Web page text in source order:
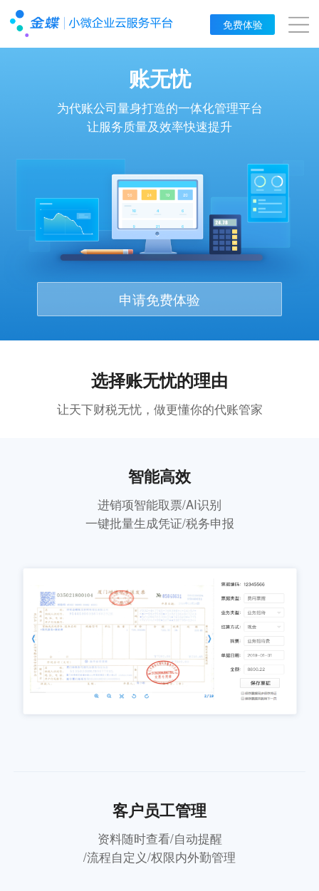
免费体验
账无忧 免费试用
账无忧
为代账公司量身打造的一体化管理平台
让服务质量及效率快速提升
申请免费体验
选择账无忧的理由
让天下财税无忧，做更懂你的代账管家
智能高效
进销项智能取票/AI识别
一键批量生成凭证/税务申报
客户员工管理
资料随时查看/自动提醒
/流程自定义/权限内外勤管理